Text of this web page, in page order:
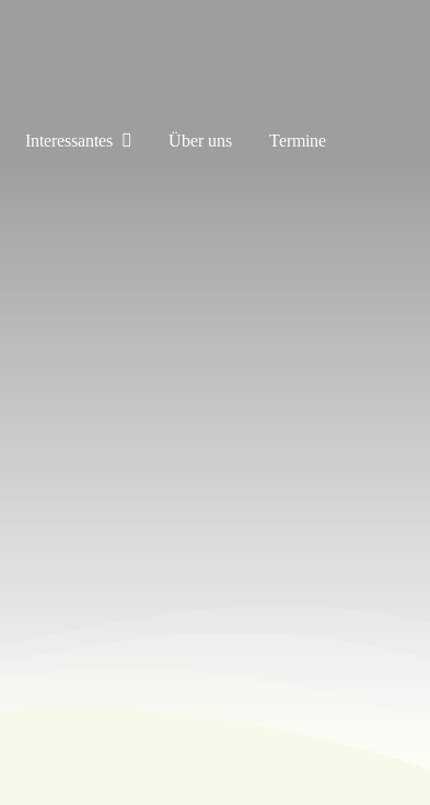
Interessantes Über uns Termine